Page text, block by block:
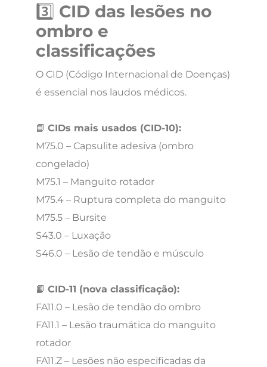
3️⃣ CID das lesões no
ombro e
classificações
O CID (Código Internacional de Doenças)
é essencial nos laudos médicos.
📘 CIDs mais usados (CID-10):
M75.0 – Capsulite adesiva (ombro
congelado)
M75.1 – Manguito rotador
M75.4 – Ruptura completa do manguito
M75.5 – Bursite
S43.0 – Luxação
S46.0 – Lesão de tendão e músculo
📙 CID-11 (nova classificação):
FA11.0 – Lesão de tendão do ombro
FA11.1 – Lesão traumática do manguito
rotador
FA11.Z – Lesões não especificadas da